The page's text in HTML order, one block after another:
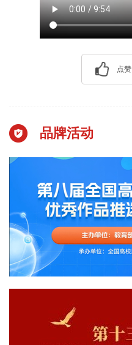
点赞
品牌活动